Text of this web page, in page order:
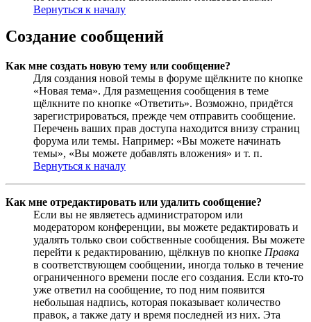
Вернуться к началу
Создание сообщений
Как мне создать новую тему или сообщение?
Для создания новой темы в форуме щёлкните по кнопке
«Новая тема». Для размещения сообщения в теме
щёлкните по кнопке «Ответить». Возможно, придётся
зарегистрироваться, прежде чем отправить сообщение.
Перечень ваших прав доступа находится внизу страниц
форума или темы. Например: «Вы можете начинать
темы», «Вы можете добавлять вложения» и т. п.
Вернуться к началу
Как мне отредактировать или удалить сообщение?
Если вы не являетесь администратором или
модератором конференции, вы можете редактировать и
удалять только свои собственные сообщения. Вы можете
перейти к редактированию, щёлкнув по кнопке Правка
в соответствующем сообщении, иногда только в течение
ограниченного времени после его создания. Если кто-то
уже ответил на сообщение, то под ним появится
небольшая надпись, которая показывает количество
правок, а также дату и время последней из них. Эта